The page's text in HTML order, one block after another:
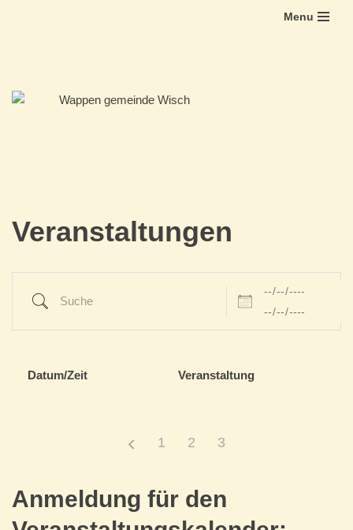
Menu
Veranstaltungen
Datum/Zeit Veranstaltung
1 2 3
Anmeldung für den